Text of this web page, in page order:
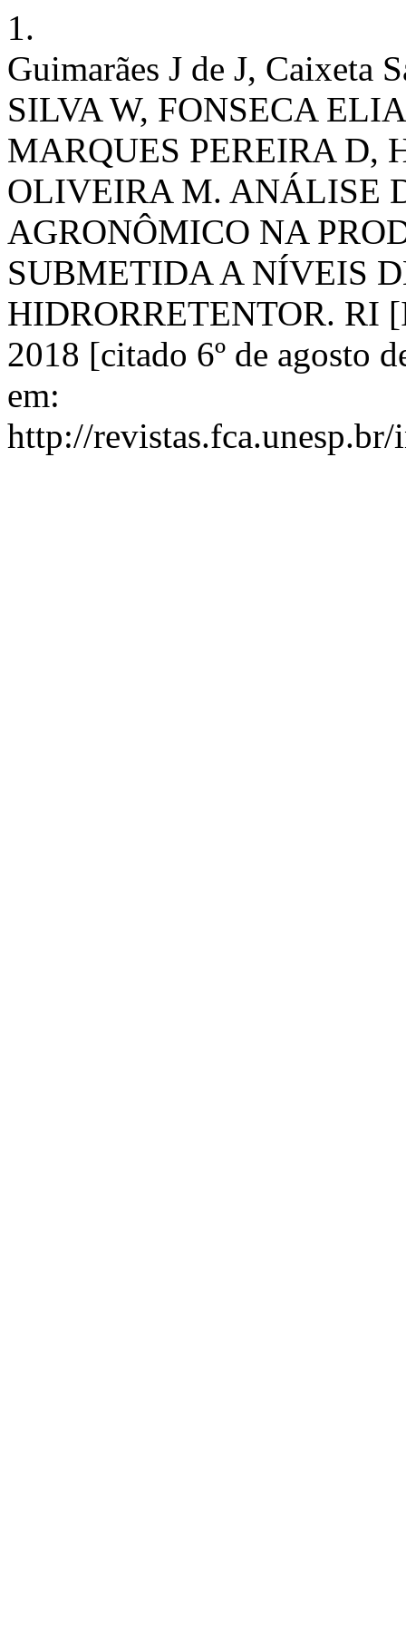
1.
Guimarães J de J, Caixeta
SILVA W, FONSECA
MARQUES PEREIRA D,
OLIVEIRA M. ANÁLISE
AGRONÔMICO NA
SUBMETIDA A NÍVEIS
HIDRORRETENTOR. RI
2018 [citado 6º de agosto
em:
http://